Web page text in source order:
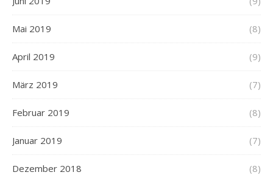
Mai 2019 (8)
April 2019 (9)
März 2019 (7)
Februar 2019 (8)
Januar 2019 (7)
Dezember 2018 (8)